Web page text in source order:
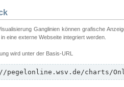
Ganglinien können grafische
eine externe Webseite integriert werden.
wird unter der Basis-URL
pegelonline.wsv.de/charts/